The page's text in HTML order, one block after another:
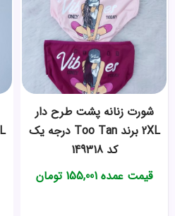
شورت زنانه پشت طرح دار
2XL برند Too Tan درجه یک
کد 149318
قیمت عمده 155,001 تومان